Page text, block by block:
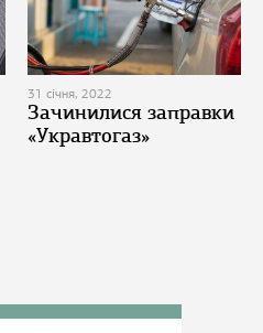
31 січня, 2022
Зачинилися заправки
«Укравтогаз»